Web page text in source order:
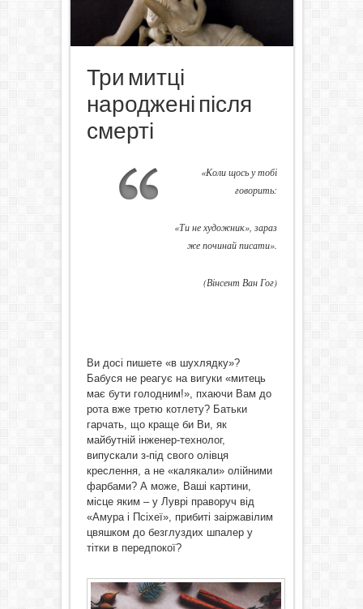
Три митці
народжені після
смерті
«Коли щось у тобі
говорить:
«Ти не художник», зараз
же починай писати».
(Вінсент Ван Гог)
Ви досі пишете «в шухлядку»?
Бабуся не реагує на вигуки «митець
має бути голодним!», пхаючи Вам до
рота вже третю котлету? Батьки
гарчать, що краще би Ви, як
майбутній інженер-технолог,
випускали з-під свого олівця
креслення, а не «калякали» олійними
фарбами? А може, Ваші картини,
місце яким – у Луврі праворуч від
«Амура і Псіхеї», прибиті заіржавілим
цвяшком до безглуздих шпалер у
тітки в передпокої?